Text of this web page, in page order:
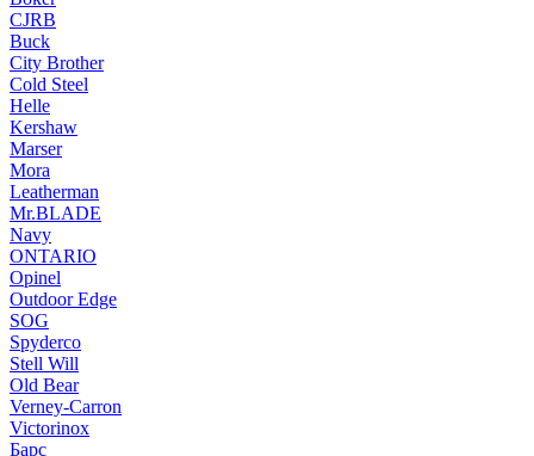
CJRB
Buck
City Brother
Cold Steel
Helle
Kershaw
Marser
Mora
Leatherman
Mr.BLADE
Navy
ONTARIO
Opinel
Outdoor Edge
SOG
Spyderco
Stell Will
Old Bear
Verney-Carron
Victorinox
Барс